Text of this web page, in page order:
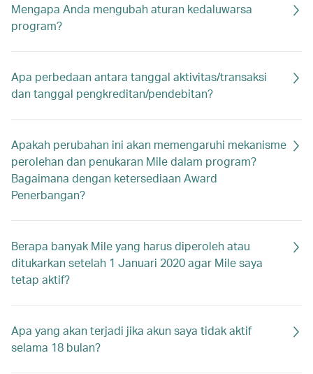
Mengapa Anda mengubah aturan kedaluwarsa
program?
Apa perbedaan antara tanggal aktivitas/transaksi
dan tanggal pengkreditan/pendebitan?
Apakah perubahan ini akan memengaruhi mekanisme
perolehan dan penukaran Mile dalam program?
Bagaimana dengan ketersediaan Award
Penerbangan?
Berapa banyak Mile yang harus diperoleh atau
ditukarkan setelah 1 Januari 2020 agar Mile saya
tetap aktif?
Apa yang akan terjadi jika akun saya tidak aktif
selama 18 bulan?